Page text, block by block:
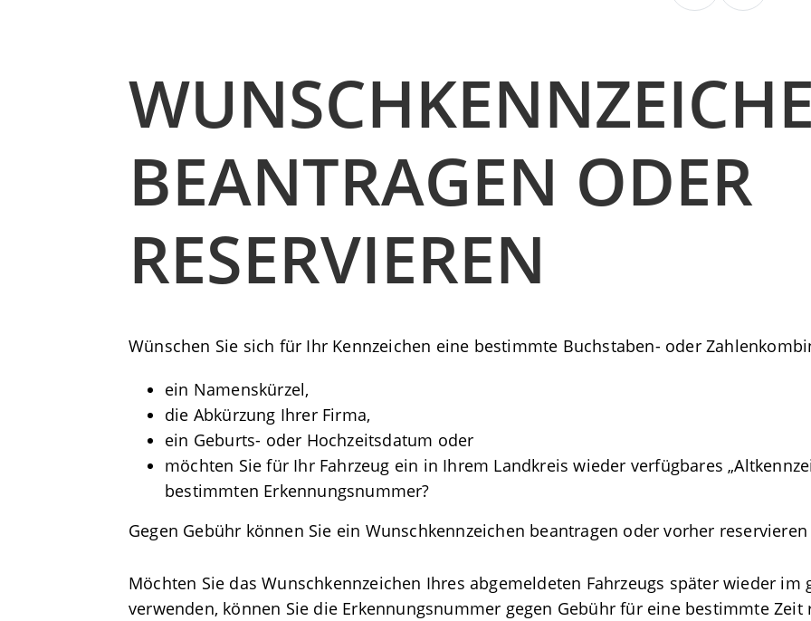
BEANTRAGEN ODER
RESERVIEREN
Wünschen Sie sich für Ihr Kennzeichen eine bestimmte Buchstaben- oder
ein Namenskürzel,
die Abkürzung Ihrer Firma,
ein Geburts- oder Hochzeitsdatum oder
möchten Sie für Ihr Fahrzeug ein in Ihrem Landkreis wieder verfügbares
bestimmten Erkennungsnummer?
Gegen Gebühr können Sie ein Wunschkennzeichen beantragen oder vorher reservieren
Möchten Sie das Wunschkennzeichen Ihres abgemeldeten Fahrzeugs später wieder im
verwenden, können Sie die Erkennungsnummer gegen Gebühr für eine bestimmte Zeit